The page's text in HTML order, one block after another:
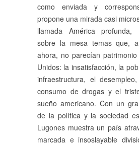
como enviada y
propone una mirada casi
llamada América profunda,
sobre la mesa temas que,
ahora, no parecían
Unidos: la insatisfacción, la
infraestructura, el
consumo de drogas y el
sueño americano. Con un
de la política y la sociedad
Lugones muestra un país
marcada e insoslayable